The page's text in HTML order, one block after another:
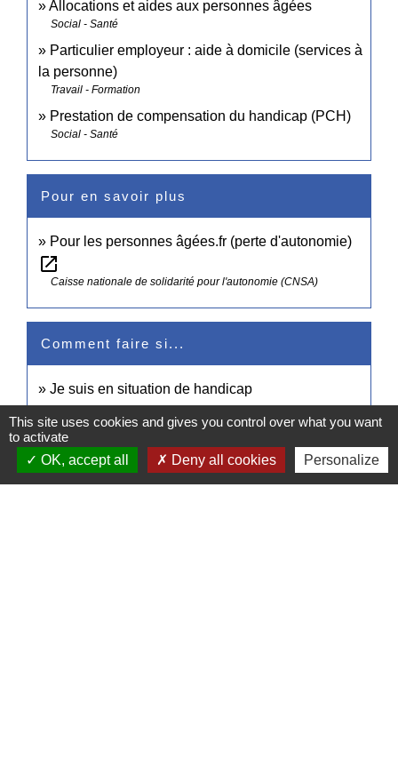
Allocations et aides aux personnes âgées
Social - Santé
Particulier employeur : aide à domicile (services à
la personne)
Travail - Formation
Prestation de compensation du handicap (PCH)
Social - Santé
Pour en savoir plus
Pour les personnes âgées.fr (perte d'autonomie)
open_in_new
Caisse nationale de solidarité pour l'autonomie (CNSA)
Comment faire si...
Je suis en situation de handicap
This site uses cookies and gives you control over what you want
to activate
OK, accept all
Deny all cookies Personalize